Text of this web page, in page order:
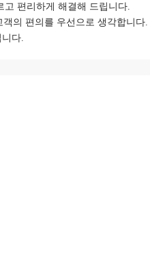
편리하게 해결해 드립니다.
의 편의를 우선으로 생각합니다.
다.